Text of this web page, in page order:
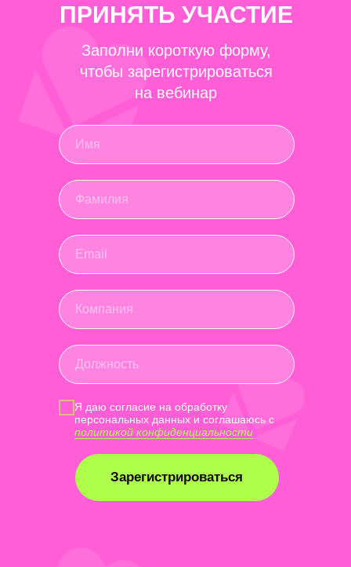
Заполни короткую форму,
чтобы зарегистрироваться
на вебинар
ПРИНЯТЬ УЧАСТИЕ
Я даю согласие на обработку
персональных данных и соглашаюсь c
политикой конфиденциальности
Зарегистрироваться